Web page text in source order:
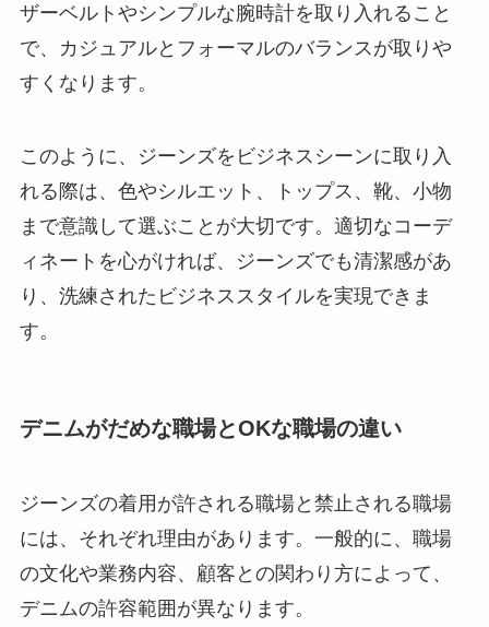
ザーベルトやシンプルな腕時計を取り入れること
で、カジュアルとフォーマルのバランスが取りや
すくなります。
このように、ジーンズをビジネスシーンに取り入
れる際は、色やシルエット、トップス、靴、小物
まで意識して選ぶことが大切です。適切なコーデ
ィネートを心がければ、ジーンズでも清潔感があ
り、洗練されたビジネススタイルを実現できま
す。
デニムがだめな職場とOKな職場の違い
ジーンズの着用が許される職場と禁止される職場
には、それぞれ理由があります。一般的に、職場
の文化や業務内容、顧客との関わり方によって、
デニムの許容範囲が異なります。